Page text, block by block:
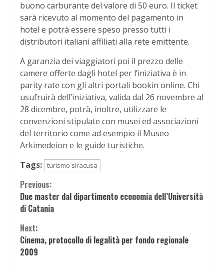
buono carburante del valore di 50 euro. Il ticket
sarà ricevuto al momento del pagamento in
hotel e potrà essere speso presso tutti i
distributori italiani affiliati alla rete emittente.
A garanzia dei viaggiatori poi il prezzo delle
camere offerte dagli hotel per l’iniziativa è in
parity rate con gli altri portali bookin online. Chi
usufruirà dell’iniziativa, valida dal 26 novembre al
28 dicembre, potrà, inoltre, utilizzare le
convenzioni stipulate con musei ed associazioni
del territorio come ad esempio il Museo
Arkimedeion e le guide turistiche.
Tags: turismo siracusa
Continue
Reading
Previous:
Due master dal dipartimento economia dell’Università
di Catania
Next:
Cinema, protocollo di legalità per fondo regionale
2009